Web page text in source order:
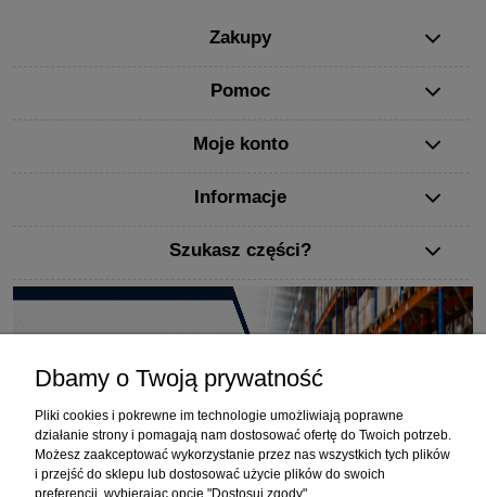
Zakupy
Pomoc
Moje konto
Informacje
Szukasz części?
Dbamy o Twoją prywatność
Pliki cookies i pokrewne im technologie umożliwiają poprawne
działanie strony i pomagają nam dostosować ofertę do Twoich potrzeb.
Możesz zaakceptować wykorzystanie przez nas wszystkich tych plików
i przejść do sklepu lub dostosować użycie plików do swoich
preferencji, wybierając opcję "Dostosuj zgody".